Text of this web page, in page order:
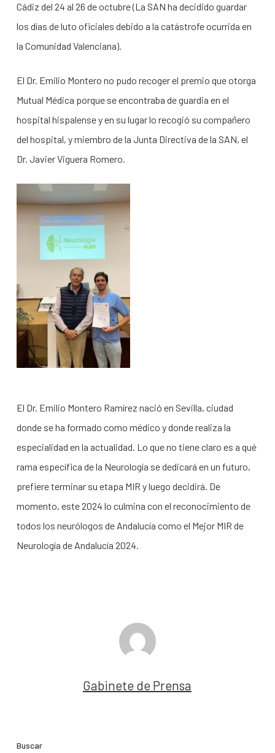
Cádiz del 24 al 26 de octubre (La SAN ha decidido guardar
los días de luto oficiales debido a la catástrofe ocurrida en
la Comunidad Valenciana).
El Dr. Emilio Montero no pudo recoger el premio que otorga
Mutual Médica porque se encontraba de guardia en el
hospital hispalense y en su lugar lo recogió su compañero
del hospital, y miembro de la Junta Directiva de la SAN, el
Dr. Javier Viguera Romero.
El Dr. Emilio Montero Ramírez nació en Sevilla, ciudad
donde se ha formado como médico y donde realiza la
especialidad en la actualidad. Lo que no tiene claro es a qué
rama específica de la Neurología se dedicará en un futuro,
prefiere terminar su etapa MIR y luego decidirá. De
momento, este 2024 lo culmina con el reconocimiento de
todos los neurólogos de Andalucía como el Mejor MIR de
Neurología de Andalucía 2024.
Gabinete de Prensa
Buscar